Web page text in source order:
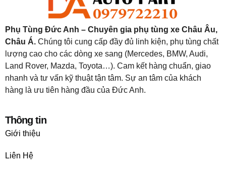
Phụ Tùng Đức Anh – Chuyên gia phụ tùng xe Châu Âu,
Châu Á. Chúng tôi cung cấp đầy đủ linh kiện, phụ tùng chất
lượng cao cho các dòng xe sang (Mercedes, BMW, Audi,
Land Rover, Mazda, Toyota…). Cam kết hàng chuẩn, giao
nhanh và tư vấn kỹ thuật tận tâm. Sự an tâm của khách
hàng là ưu tiên hàng đầu của Đức Anh.
Thông tin
Giới thiệu
Liên Hệ